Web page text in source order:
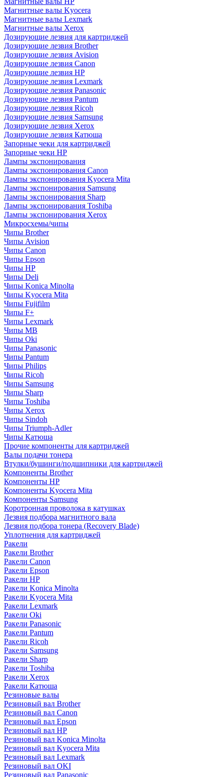
Магнитные валы Kyocera
Магнитные валы Lexmark
Магнитные валы Xerox
Дозирующие лезвия для картриджей
Дозирующие лезвия Brother
Дозирующие лезвия Avision
Дозирующие лезвия Canon
Дозирующие лезвия HP
Дозирующие лезвия Lexmark
Дозирующие лезвия Panasonic
Дозирующие лезвия Pantum
Дозирующие лезвия Ricoh
Дозирующие лезвия Samsung
Дозирующие лезвия Xerox
Дозирующие лезвия Катюша
Запорные чеки для картриджей
Запорные чеки HP
Лампы экспонирования
Лампы экспонирования Canon
Лампы экспонирования Kyocera Mita
Лампы экспонирования Samsung
Лампы экспонирования Sharp
Лампы экспонирования Toshiba
Лампы экспонирования Xerox
Микросхемы/чипы
Чипы Brother
Чипы Avision
Чипы Canon
Чипы Epson
Чипы HP
Чипы Deli
Чипы Konica Minolta
Чипы Kyocera Mita
Чипы Fujifilm
Чипы F+
Чипы Lexmark
Чипы MB
Чипы Oki
Чипы Panasonic
Чипы Pantum
Чипы Philips
Чипы Ricoh
Чипы Samsung
Чипы Sharp
Чипы Toshiba
Чипы Xerox
Чипы Sindoh
Чипы Triumph-Adler
Чипы Катюша
Прочие компоненты для картриджей
Валы подачи тонера
Втулки/бушинги/подшипники для картриджей
Компоненты Brother
Компоненты HP
Компоненты Kyocera Mita
Компоненты Samsung
Коротронная проволока в катушках
Лезвия подбора магнитного вала
Лезвия подбора тонера (Recovery Blade)
Уплотнения для картриджей
Ракели
Ракели Brother
Ракели Canon
Ракели Epson
Ракели HP
Ракели Konica Minolta
Ракели Kyocera Mita
Ракели Lexmark
Ракели Oki
Ракели Panasonic
Ракели Pantum
Ракели Ricoh
Ракели Samsung
Ракели Sharp
Ракели Toshiba
Ракели Xerox
Ракели Катюша
Резиновые валы
Резиновый вал Brother
Резиновый вал Canon
Резиновый вал Epson
Резиновый вал HP
Резиновый вал Konica Minolta
Резиновый вал Kyocera Mita
Резиновый вал Lexmark
Резиновый вал OKI
Резиновый вал Panasonic